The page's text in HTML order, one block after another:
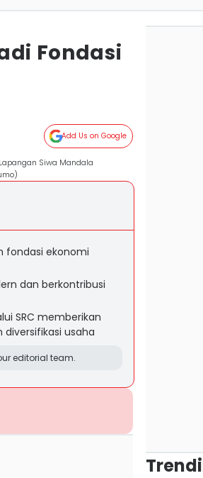
Fondasi
Add Us on Google
Siwa Mandala
fondasi ekonomi
dan berkontribusi
SRC memberikan
usaha
editorial team.